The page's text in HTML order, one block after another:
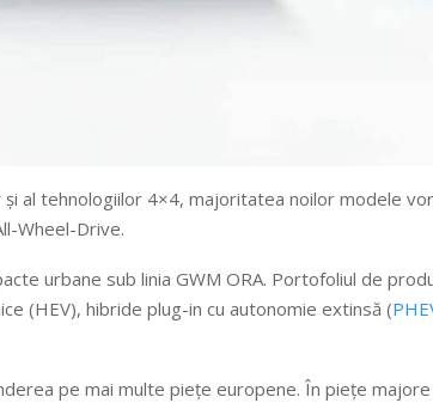
al tehnologiilor 4×4, majoritatea noilor modele
Wheel-Drive.
urbane sub linia GWM ORA. Portofoliul de
(HEV), hibride plug-in cu autonomie extinsă (
pe mai multe piețe europene. În piețe